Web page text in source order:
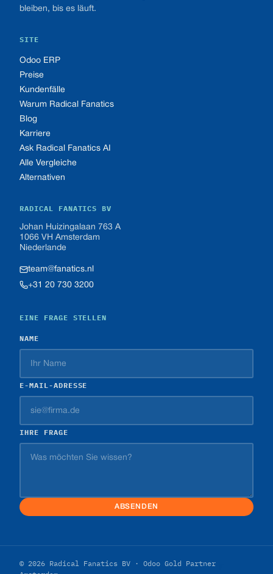
bleiben, bis es läuft.
SITE
Odoo ERP
Preise
Kundenfälle
Warum Radical Fanatics
Blog
Karriere
Ask Radical Fanatics AI
Alle Vergleiche
Alternativen
RADICAL FANATICS BV
Johan Huizingalaan 763 A
1066 VH Amsterdam
Niederlande
team@fanatics.nl
+31 20 730 3200
EINE FRAGE STELLEN
NAME
E-MAIL-ADRESSE
IHRE FRAGE
ABSENDEN
© 2026 Radical Fanatics BV · Odoo Gold Partner